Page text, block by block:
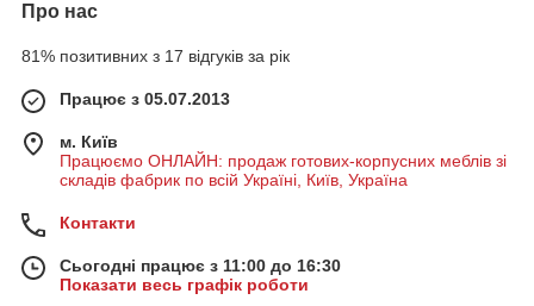
Про нас
81% позитивних з 17 відгуків за рік
Працює з 05.07.2013
м. Київ
Працюємо ОНЛАЙН: продаж готових-корпусних меблів зі
складів фабрик по всій Україні, Київ, Україна
Контакти
Сьогодні працює з 11:00 до 16:30
Показати весь графік роботи